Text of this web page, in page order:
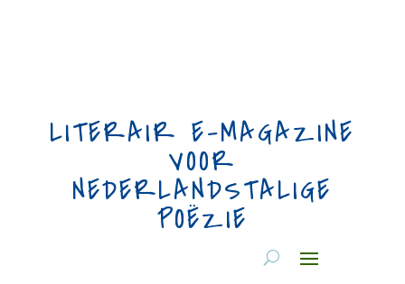
LITERAIR E-MAGAZINE
VOOR
NEDERLANDSTALIGE
POËZIE